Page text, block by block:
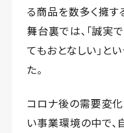
る商品を数多く擁す
舞台裏では、「誠実
てもおとなしい」と
た。
コロナ後の需要変化
い事業環境の中で